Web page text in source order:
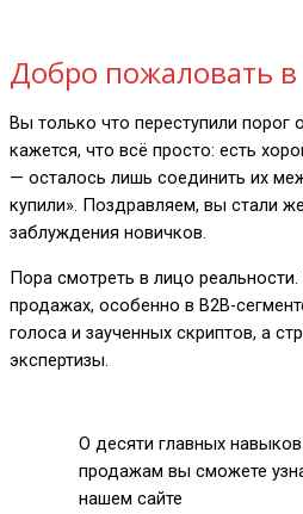
Добро пожаловать
Вы только что переступили порог
кажется, что всё просто: есть
— осталось лишь соединить их
купили». Поздравляем, вы стали
заблуждения новичков.
Пора смотреть в лицо
продажах, особенно в B2B-
голоса и заученных скриптов, а
экспертизы.
О десяти главных
продажам вы сможете
нашем сайте